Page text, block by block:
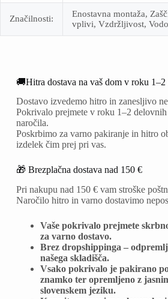
Značilnosti:
Enostavna montaža,
vplivi, Vzdržljivost,
🚚Hitra dostava na vaš dom v roku
Dostavo izvedemo hitro in zanesljivo
Pokrivalo prejmete v roku 1–2
naročila.
Poskrbimo za varno pakiranje in hitro
izdelek čim prej pri vas.
🎁 Brezplačna dostava nad 150 €
Pri nakupu nad 150 € vam stroške
Naročilo hitro in varno dostavimo
Vaše pokrivalo prejmete
za varno dostavo.
Brez dropshippinga –
našega skladišča.
Vsako pokrivalo je pakirano
znamko ter opremljeno z
slovenskem jeziku.